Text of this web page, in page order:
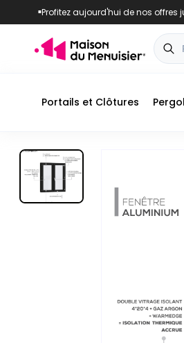
■Profitez aujourd'hui de nos offres
Portails et Clôtures